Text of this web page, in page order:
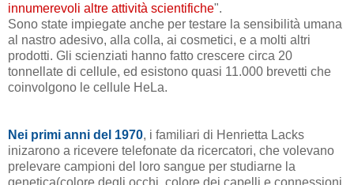
innumerevoli altre attività scientifiche".
Sono state impiegate anche per testare la sensibilità umana
al nastro adesivo, alla colla, ai cosmetici, e a molti altri
prodotti. Gli scienziati hanno fatto crescere circa 20
tonnellate di cellule, ed esistono quasi 11.000 brevetti che
coinvolgono le cellule HeLa.
Nei primi anni del 1970, i familiari di Henrietta Lacks
inizarono a ricevere telefonate da ricercatori, che volevano
prelevare campioni del loro sangue per studiarne la
genetica(colore degli occhi, colore dei capelli e connessioni